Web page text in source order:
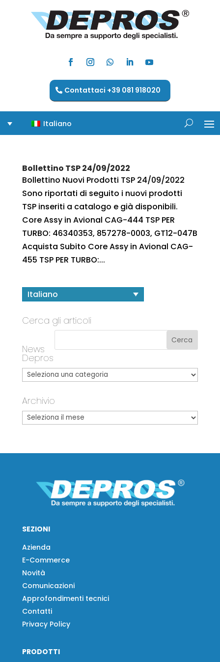
Contattaci +39 081 918020
Italiano
Bollettino TSP 24/09/2022
Bollettino Nuovi Prodotti TSP 24/09/2022
Sono riportati di seguito i nuovi prodotti
TSP inseriti a catalogo e già disponibili.
Core Assy in Avional CAG-444 TSP PER
TURBO: 46340353, 857278-0003, GT12-047B
Acquista Subito Core Assy in Avional CAG-
455 TSP PER TURBO:...
Italiano
Cerca gli articoli
News
Depros
Archivio
SEZIONI
Azienda
E-Commerce
Novità
Comunicazioni
Approfondimenti tecnici
Contatti
Privacy Policy
PRODOTTI